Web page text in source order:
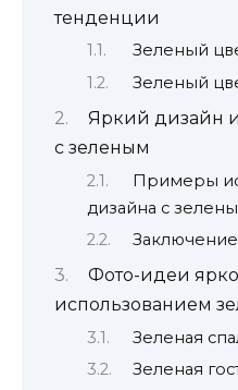
тенденции
Зеленый
Зеленый
Яркий дизайн
с зеленым
Примеры
дизайна с
Заключение
Фото-идеи
использованием
Зеленая
Зеленая